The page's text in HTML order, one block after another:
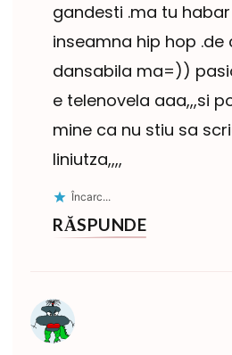
gandesti .ma tu
inseamna hip hop .de
dansabila ma=))
e telenovela aaa,,,si
mine ca nu stiu sa
liniutza,,,,
Încarc...
RĂSPUNDE